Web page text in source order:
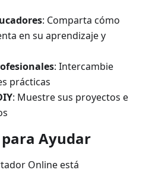
: Comparta cómo
en su aprendizaje y
: Intercambie
prácticas
: Muestre sus proyectos e
Ayudar
Online está